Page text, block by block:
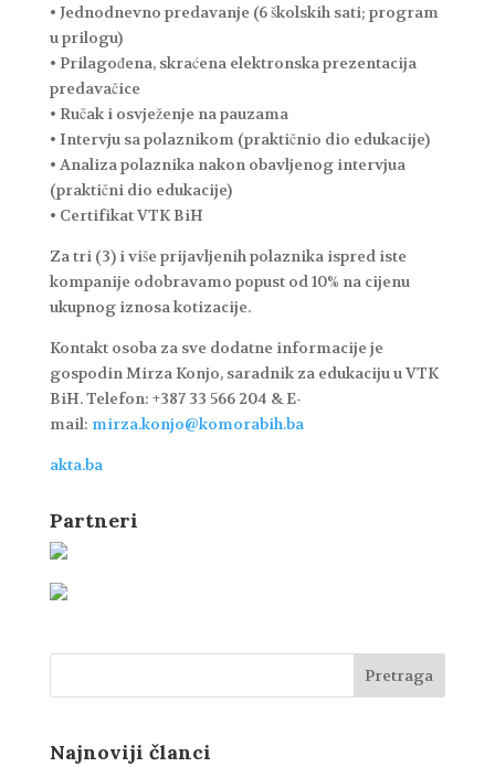
• Jednodnevno predavanje (6 školskih sati; program
u prilogu)
• Prilagođena, skraćena elektronska prezentacija
predavačice
• Ručak i osvježenje na pauzama
• Intervju sa polaznikom (praktičnio dio edukacije)
• Analiza polaznika nakon obavljenog intervjua
(praktični dio edukacije)
• Certifikat VTK BiH
Za tri (3) i više prijavljenih polaznika ispred iste
kompanije odobravamo popust od 10% na cijenu
ukupnog iznosa kotizacije.
Kontakt osoba za sve dodatne informacije je
gospodin Mirza Konjo, saradnik za edukaciju u VTK
BiH. Telefon: +387 33 566 204 & E-
mail: mirza.konjo@komorabih.ba
akta.ba
Partneri
Najnoviji članci